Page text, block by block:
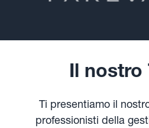
Il nostro
Ti presentiamo il
professionisti della